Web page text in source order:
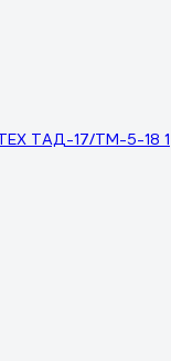
ТАД-17/ТМ-5-18 1